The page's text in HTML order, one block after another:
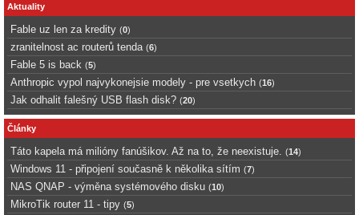
Aktuality
Fable uz len za kredity (0)
zranitelnost ac routerů tenda (6)
Fable 5 is back (5)
Anthropic vypol najvykonejsie modely - pre vsetkych (16)
Jak odhalit falešný USB flash disk? (20)
Články
Táto kapela má milióny fanúšikov. Až na to, že neexistuje. (14)
Windows 11 - připojení současně k několika sítím (7)
NAS QNAP - výměna systémového disku (10)
MikroTik router 11 - tipy (5)